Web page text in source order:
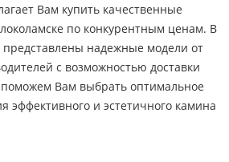
Вам купить качественные
по конкурентным ценам. В
надежные модели от
с возможностью доставки
Вам выбрать оптимальное
эффективного и эстетичного камина